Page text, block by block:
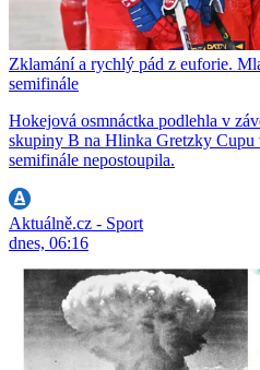
Zklamání a rychlý pád z euforie.
semifinále
Hokejová osmnáctka podlehla v
skupiny B na Hlinka Gretzky Cupu
semifinále nepostoupila.
Aktuálně.cz - Sport
dnes, 06:16